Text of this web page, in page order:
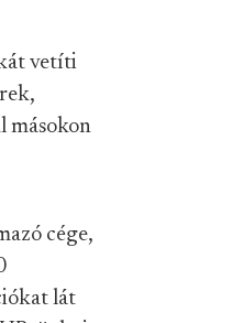
vetíti
másokon
cége,
lát